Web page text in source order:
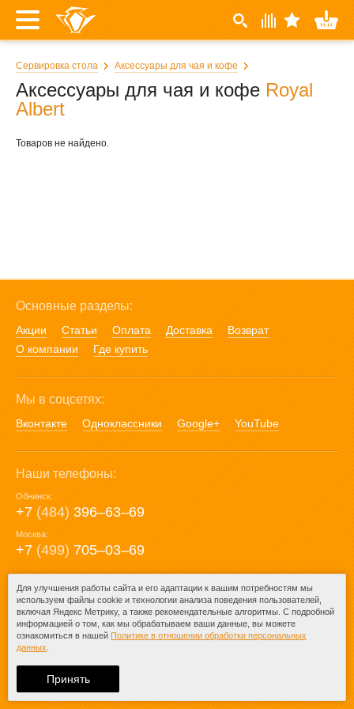
Сервировка стола Аксессуары для чая и кофе
Аксессуары для чая и кофе Royal
Albert
Товаров не найдено.
Основные разделы:
Акции Статьи Оплата Доставка
Возврат
О компании
Где купить
Мы в соцсетях:
Вконтакте Одноклассники Google+ YouTube
Наши телефоны:
Обнинск:
+7 (484) 396‒63‒69
Москва:
+7 (499) 705‒03‒69
E-mail:
mail@posuda40.ru
При любом копировании информации
ссылка на
Для улучшения работы сайта и его адаптации к вашим потребностям мы
используем файлы cookie и технологии анализа поведения пользователей,
включая Яндекс Метрику, а также рекомендательные алгоритмы. С подробной
информацией о том, как мы обрабатываем ваши данные, вы можете
ознакомиться в нашей Политике в отношении обработки персональных
данных
Принять